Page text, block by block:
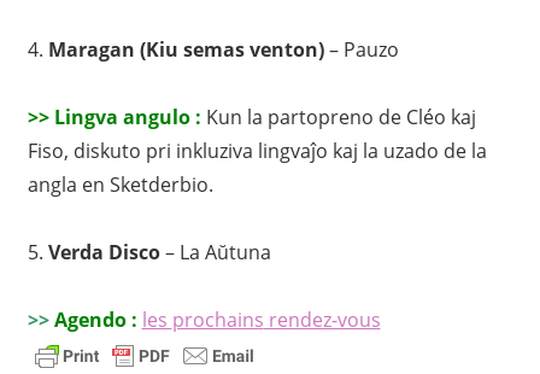
4. Maragan (Kiu semas venton)– Pauzo
>> Lingva angulo : Kun la partopreno de Cléo kaj
Fiso, diskuto pri inkluziva lingvaĵo kaj la uzado de la
angla en Sketderbio.
5. Verda Disco– La Aŭtuna
>>Agendo : les prochains rendez-vous